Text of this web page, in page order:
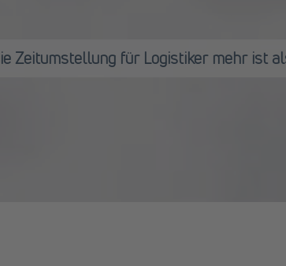
Zeitumstellung für Logistiker mehr ist